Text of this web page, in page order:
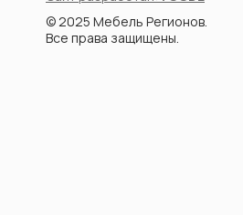
© 2025 Мебель Регионов.
Все права защищены.